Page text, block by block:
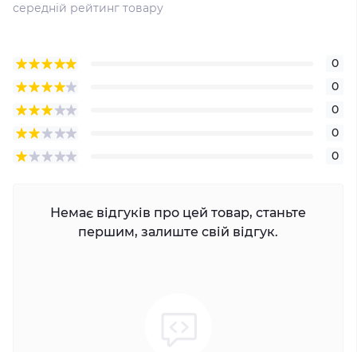
середній рейтинг товару
0
0
0
0
0
Немає відгуків про цей товар, станьте
першим, залиште свій відгук.